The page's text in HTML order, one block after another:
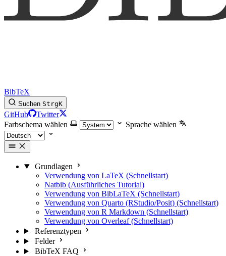
BibTeX
Suchen StrgK
GitHub
Twitter
Farbschema wählen
Sprache wählen
Grundlagen
Verwendung von LaTeX (Schnellstart)
Natbib (Ausführliches Tutorial)
Verwendung von BibLaTeX (Schnellstart)
Verwendung von Quarto (RStudio/Posit) (Schnellstart)
Verwendung von R Markdown (Schnellstart)
Verwendung von Overleaf (Schnellstart)
Referenztypen
Felder
BibTeX FAQ